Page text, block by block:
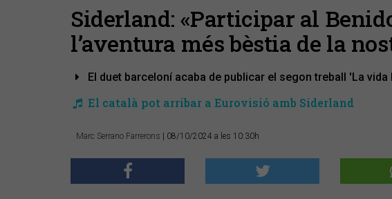
Siderland: «Participar al
l’aventura més bèstia de la
El duet barceloní acaba de publicar el segon treball 'La vida
El català pot arribar a Eurovisió amb Siderland
Marc Serrano Farrerons | 08/10/2024 a les 10:30h